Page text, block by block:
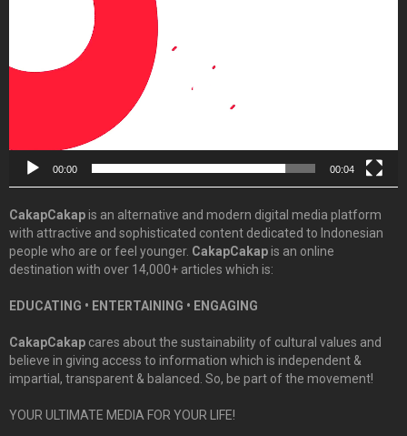
00:00 00:04
CakapCakapis an alternative and modern digital media platform
with attractive and sophisticated content dedicated to Indonesian
people who are or feel younger. CakapCakapis an online
destination with over 14,000+ articles which is:
EDUCATING • ENTERTAINING • ENGAGING
CakapCakap cares about the sustainability of cultural values and
believe in giving access to information which is independent &
impartial, transparent & balanced. So, be part of the movement!
YOUR ULTIMATE MEDIA FOR YOUR LIFE!